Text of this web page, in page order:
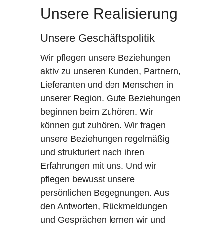
Unsere Realisierung
Unsere Geschäftspolitik
Wir pflegen unsere Beziehungen
aktiv zu unseren Kunden, Partnern,
Lieferanten und den Menschen in
unserer Region. Gute Beziehungen
beginnen beim Zuhören. Wir
können gut zuhören. Wir fragen
unsere Beziehungen regelmäßig
und strukturiert nach ihren
Erfahrungen mit uns. Und wir
pflegen bewusst unsere
persönlichen Begegnungen. Aus
den Antworten, Rückmeldungen
und Gesprächen lernen wir und